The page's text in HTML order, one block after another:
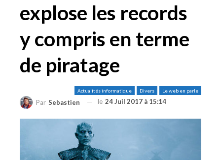
explose les records
y compris en terme
de piratage
Actualités informatique Divers Le web en parle
Par Sebastien le 24 Juil 2017 à 15:14